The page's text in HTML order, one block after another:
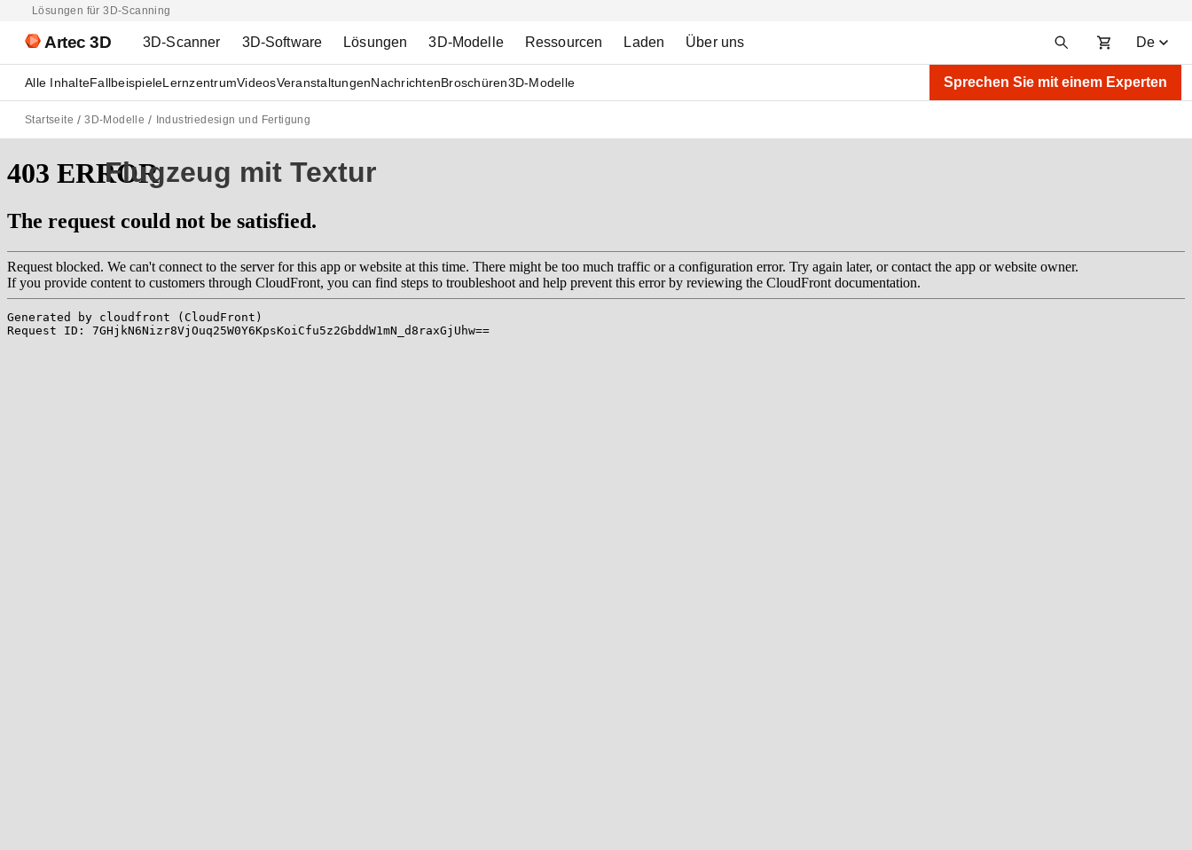
Lösungen für 3D-Scanning
Artec 3D 3D-Scanner 3D-Software Lösungen 3D-Modelle Ressourcen Laden Über uns De
Alle InhalteFallbeispieleLernzentrumVideosVeranstaltungenNachrichtenBroschüren3D-Modelle Sprechen Sie mit einem Experten
Startseite 3D-Modelle Industriedesign und Fertigung
Flugzeug mit Textur